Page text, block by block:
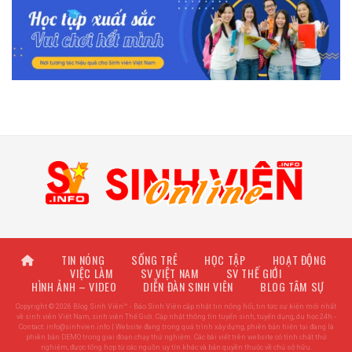
TIN NÓNG SỐNG TRẺ HỌC TẬP
HOẠT ĐỘNG
VIỆC LÀM
SV VIỆT NAM
SV THẾ GIỚI
HÌNH ẢNH – VIDEO
DIỄN ĐÀN SINH VIÊN BLOG TÂM SỰ
Copyright © 2026 Blog Sinh Viên™ - Báo Sinh Viên cập nhật tin nóng hổi, tin tức sự kiện mới nhất
về sinh viên Việt Nam, sinh viên Thế Giới. Cập nhật thông tin tuyển sinh, tuyển dụng, du học 24h -
Contact: info@sinhvien.info| Website đang trong quá trình xây dựng, phiên bản hiện tại đang là
phiên bản DEMO trong giai đoạn chạy thử nghiệm. Các bài viết trên website có tính chất thử
nghiệm, được tổng hợp từ các nguồn uy tín khác và bản quyền thuộc về chủ sở hữu.